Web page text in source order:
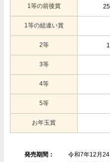
1等の前後賞
1等の組違い賞
2等
3等
4等
5等
お年玉賞
発売期間：
令和7年12月24